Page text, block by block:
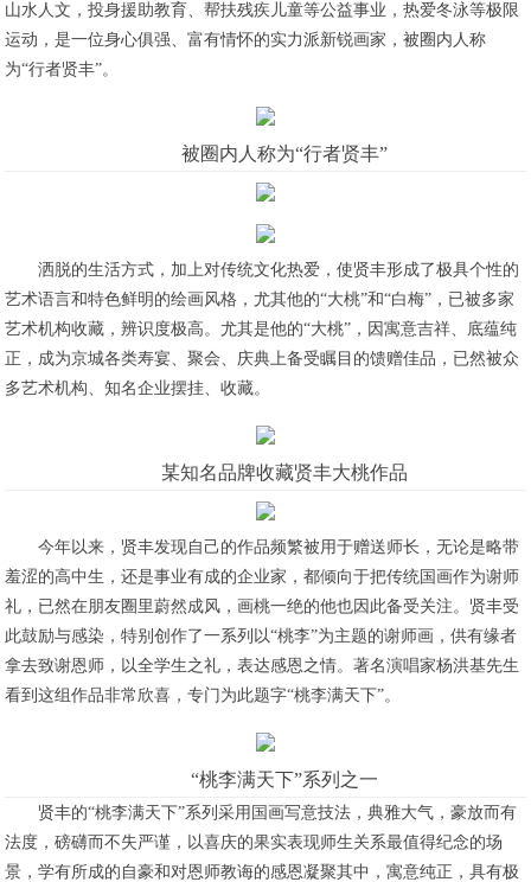
山水人文，投身援助教育、帮扶残疾儿童等公益事业，热爱冬泳等极限
运动，是一位身心俱强、富有情怀的实力派新锐画家，被圈内人称
为“行者贤丰”。
被圈内人称为“行者贤丰”
洒脱的生活方式，加上对传统文化热爱，使贤丰形成了极具个性的
艺术语言和特色鲜明的绘画风格，尤其他的“大桃”和“白梅”，已被多家
艺术机构收藏，辨识度极高。尤其是他的“大桃”，因寓意吉祥、底蕴纯
正，成为京城各类寿宴、聚会、庆典上备受瞩目的馈赠佳品，已然被众
多艺术机构、知名企业摆挂、收藏。
某知名品牌收藏贤丰大桃作品
今年以来，贤丰发现自己的作品频繁被用于赠送师长，无论是略带
羞涩的高中生，还是事业有成的企业家，都倾向于把传统国画作为谢师
礼，已然在朋友圈里蔚然成风，画桃一绝的他也因此备受关注。贤丰受
此鼓励与感染，特别创作了一系列以“桃李”为主题的谢师画，供有缘者
拿去致谢恩师，以全学生之礼，表达感恩之情。著名演唱家杨洪基先生
看到这组作品非常欣喜，专门为此题字“桃李满天下”。
“桃李满天下”系列之一
贤丰的“桃李满天下”系列采用国画写意技法，典雅大气，豪放而有
法度，磅礴而不失严谨，以喜庆的果实表现师生关系最值得纪念的场
景，学有所成的自豪和对恩师教诲的感恩凝聚其中，寓意纯正，具有极